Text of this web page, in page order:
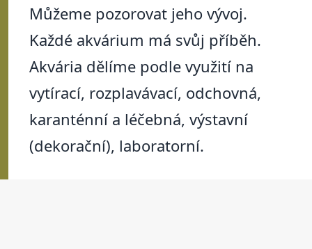
Můžeme pozorovat jeho vývoj.
Každé akvárium má svůj příběh.
Akvária dělíme podle využití na
vytírací, rozplavávací, odchovná,
karanténní a léčebná, výstavní
(dekorační), laboratorní.